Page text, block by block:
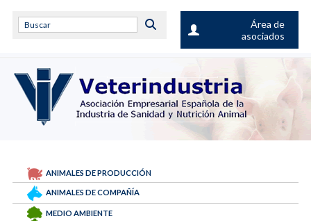
Área de
asociados
ANIMALES DE PRODUCCIÓN
ANIMALES DE COMPAÑÍA
MEDIO AMBIENTE